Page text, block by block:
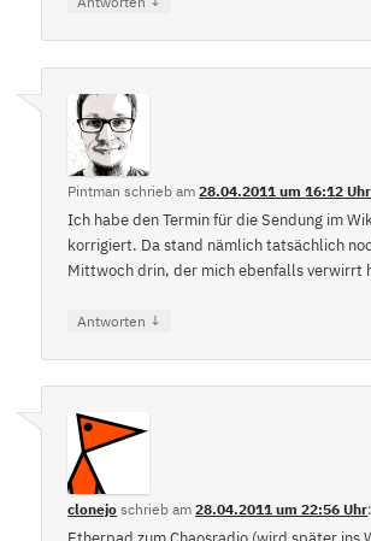
Pintman schrieb am28.04.2011 um 16:12 Uhr
Ich habe den Termin für die Sendung im
korrigiert. Da stand nämlich tatsächlich
Mittwoch drin, der mich ebenfalls verwirrt
Antworten ↓
clonejo schrieb am28.04.2011 um 22:56 Uhr: